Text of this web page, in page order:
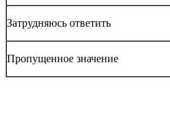
Затрудняюсь ответить
Пропущенное значение